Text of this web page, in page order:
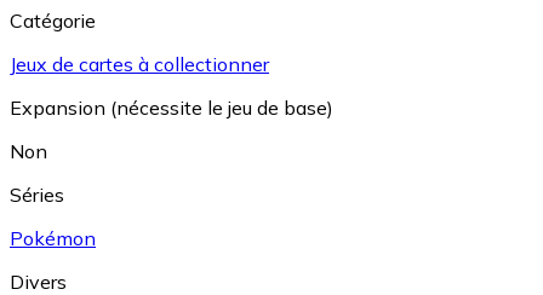
Catégorie
Jeux de cartes à collectionner
Expansion (nécessite le jeu de base)
Non
Séries
Pokémon
Divers